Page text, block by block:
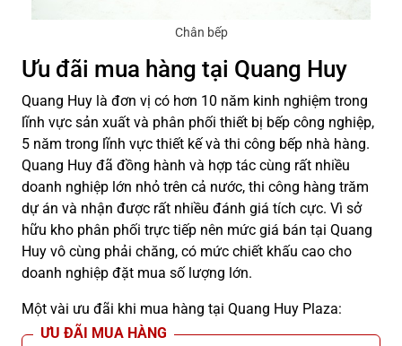
Chân bếp
Ưu đãi mua hàng tại Quang Huy
Quang Huy là đơn vị có hơn 10 năm kinh nghiệm trong
lĩnh vực sản xuất và phân phối thiết bị bếp công nghiệp,
5 năm trong lĩnh vực thiết kế và thi công bếp nhà hàng.
Quang Huy đã đồng hành và hợp tác cùng rất nhiều
doanh nghiệp lớn nhỏ trên cả nước, thi công hàng trăm
dự án và nhận được rất nhiều đánh giá tích cực. Vì sở
hữu kho phân phối trực tiếp nên mức giá bán tại Quang
Huy vô cùng phải chăng, có mức chiết khấu cao cho
doanh nghiệp đặt mua số lượng lớn.
Một vài ưu đãi khi mua hàng tại Quang Huy Plaza:
ƯU ĐÃI MUA HÀNG